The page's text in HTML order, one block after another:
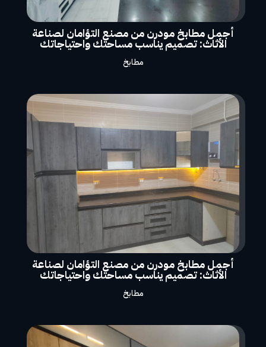
أجمل مطابخ مودرن من مصنع التؤامان لصناعة
الأثاث: تصميم يناسب مساحتك واحتياجاتك
مطابخ
أجمل مطابخ مودرن من مصنع التؤامان لصناعة
الأثاث: تصميم يناسب مساحتك واحتياجاتك
مطابخ